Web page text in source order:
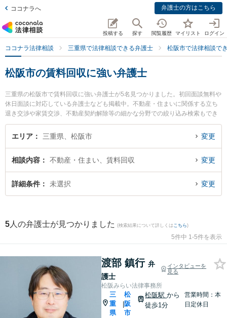
ココナラへ 弁護士の方はこちら
投稿する 探す 閲覧履歴 マイリスト ログイン
ココナラ法律相談 三重県で法律相談できる弁護士 松阪市で法律相談で
松阪市の賃料回収に強い弁護士
三重県の松阪市で賃料回収に強い弁護士が5名見つかりました。初回面談無料や
休日面談に対応している弁護士なども掲載中。不動産・住まいに関係する立ち
退き交渉や家賃交渉、不動産契約解除等の細かな分野での絞り込み検索もでき
便利です。特に松阪みらい法律事務所の渡部 鎮行弁護士や本庄法律事務所の本
庄 美和子弁護士、プロップ松阪法律事務所の北野 岳志弁護士のプロフィール情
ル解決の実績豊富な近くの弁護士を検索したい』『初回相談無料で賃料回収を
法律相談できる松阪市内の弁護士に相談予約したい』などでお困りの相談者さ
んにおすすめです。
エリア 三重県、松阪市 変更
相談内容 不動産・住まい、賃料回収 変更
詳細条件 未選択 変更
5 人の弁護士が見つかりました (検索結果について詳しくは こちら)
5件中 1-5件を表示
渡部 鎮行 弁
護士
インタビューを
見る
松阪みらい法律事務所
三
重
県
|
松
阪
市
松阪駅から
徒歩1分
営業時間：本
日定休日